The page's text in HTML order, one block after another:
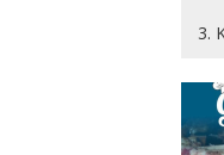
3.